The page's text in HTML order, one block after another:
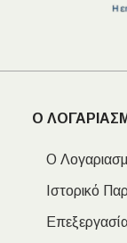
Ο
Ο
Ιστορικό